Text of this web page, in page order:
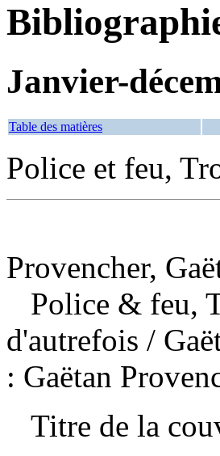
Janvier-
Table des matières
Police et feu,
Provencher,
Police & feu,
d'autrefois /
: Gaëtan
Titre de la